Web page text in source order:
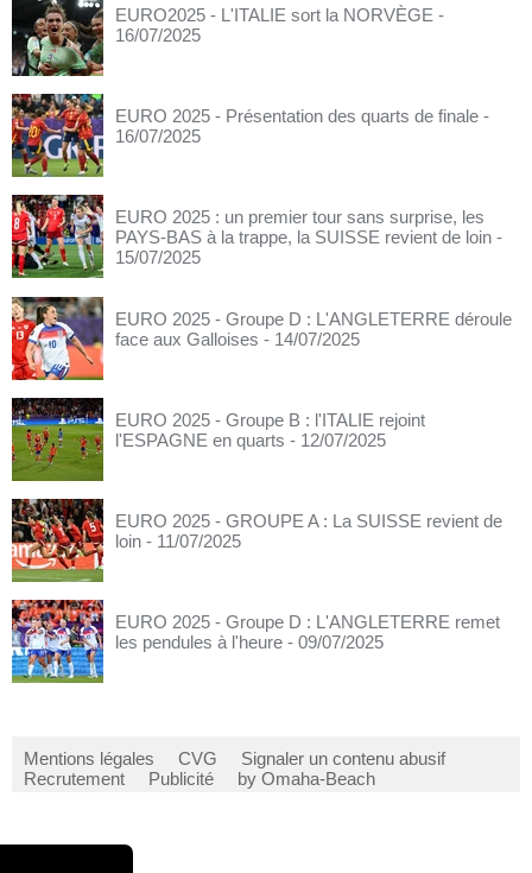
EURO2025 - L'ITALIE sort la NORVÈGE -
16/07/2025
EURO 2025 - Présentation des quarts de finale -
16/07/2025
EURO 2025 : un premier tour sans surprise, les
PAYS-BAS à la trappe, la SUISSE revient de loin -
15/07/2025
EURO 2025 - Groupe D : L'ANGLETERRE déroule
face aux Galloises - 14/07/2025
EURO 2025 - Groupe B : l'ITALIE rejoint
l'ESPAGNE en quarts - 12/07/2025
EURO 2025 - GROUPE A : La SUISSE revient de
loin - 11/07/2025
EURO 2025 - Groupe D : L'ANGLETERRE remet
les pendules à l'heure - 09/07/2025
Mentions légales CVG
Signaler un contenu abusif
Recrutement
Publicité by Omaha-Beach